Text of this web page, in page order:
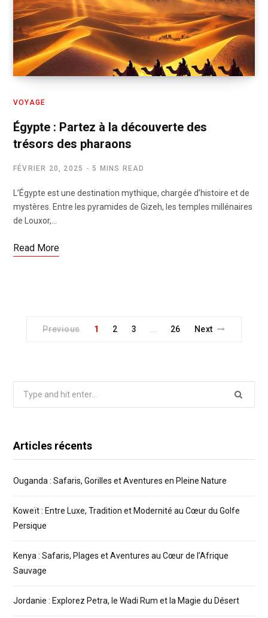
VOYAGE
Égypte : Partez à la découverte des
trésors des pharaons
FÉVRIER 20, 2025 5 MINS READ
L’Égypte est une destination mythique, chargée d’histoire et de
mystères. Entre les pyramides de Gizeh, les temples millénaires
de Louxor,…
Read More
Previous 1 2 3 … 26 Next
Articles récents
Ouganda : Safaris, Gorilles et Aventures en Pleine Nature
Koweït : Entre Luxe, Tradition et Modernité au Cœur du Golfe
Persique
Kenya : Safaris, Plages et Aventures au Cœur de l’Afrique
Sauvage
Jordanie : Explorez Petra, le Wadi Rum et la Magie du Désert